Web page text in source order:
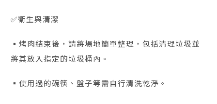
✅衛生與清潔
▪️烤肉結束後，請將場地簡單整理，包括清理垃圾並
將其放入指定的垃圾桶內。
▪️使用過的碗筷、盤子等需自行清洗乾淨。